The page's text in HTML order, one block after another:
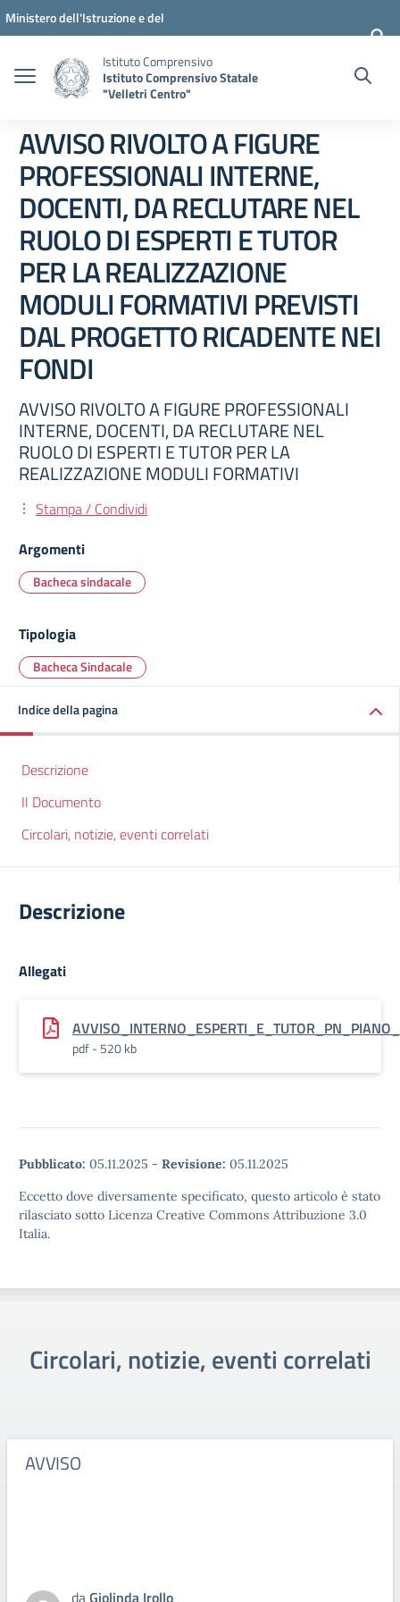
Vai ai contenuti
Vai al menu di navigazione
Vai al footer
Ministero dell'Istruzione e del
Istituto Comprensivo
Istituto Comprensivo Statale
"Velletri Centro"
AVVISO RIVOLTO A FIGURE
PROFESSIONALI INTERNE,
DOCENTI, DA RECLUTARE NEL
RUOLO DI ESPERTI E TUTOR
PER LA REALIZZAZIONE
MODULI FORMATIVI PREVISTI
DAL PROGETTO RICADENTE NEI
FONDI
AVVISO RIVOLTO A FIGURE PROFESSIONALI
INTERNE, DOCENTI, DA RECLUTARE NEL
RUOLO DI ESPERTI E TUTOR PER LA
REALIZZAZIONE MODULI FORMATIVI
Stampa / Condividi
Argomenti
Bacheca sindacale
Tipologia
Bacheca Sindacale
Indice della pagina
Descrizione
Il Documento
Circolari, notizie, eventi correlati
Descrizione
Allegati
pdf - 520 kb
Pubblicato: 05.11.2025 - Revisione: 05.11.2025
Eccetto dove diversamente specificato, questo articolo è stato
rilasciato sotto Licenza Creative Commons Attribuzione 3.0
Italia.
Circolari, notizie, eventi correlati
AVVISO
da Giolinda Irollo